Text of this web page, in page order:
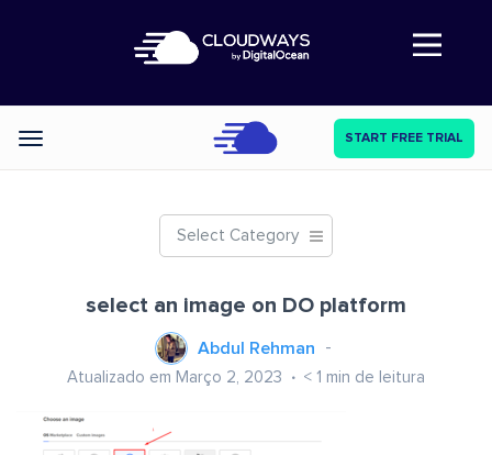
Abre a navegação
Categories START FREE TRIAL
Select Category
select an image on DO platform
Abdul Rehman
Atualizado em Março 2, 2023 < 1 min de leitura